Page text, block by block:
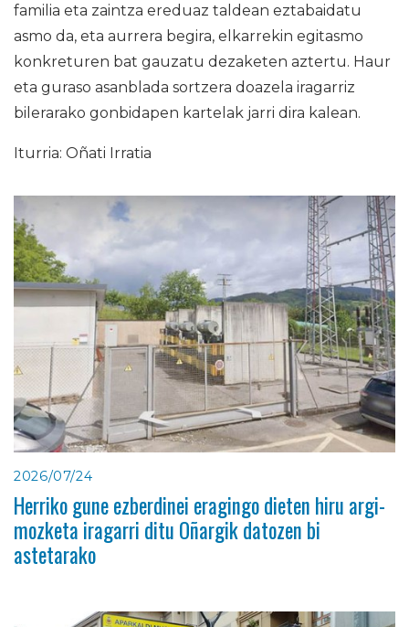
familia eta zaintza ereduaz taldean eztabaidatu
asmo da, eta aurrera begira, elkarrekin egitasmo
konkreturen bat gauzatu dezaketen aztertu. Haur
eta guraso asanblada sortzera doazela iragarriz
bilerarako gonbidapen kartelak jarri dira kalean.
Iturria: Oñati Irratia
2026/07/24
Herriko gune ezberdinei eragingo dieten hiru argi-
mozketa iragarri ditu Oñargik datozen bi
astetarako